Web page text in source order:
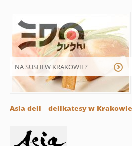
NA SUSHI W KRAKOWIE?
Asia deli – delikatesy w Krakowie